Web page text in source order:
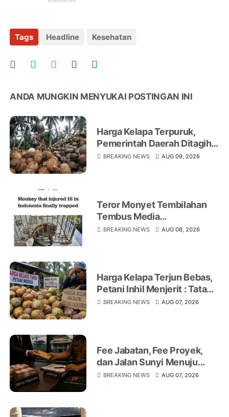
Tags Headline Kesehatan
ANDA MUNGKIN MENYUKAI POSTINGAN INI
Harga Kelapa Terpuruk,
Pemerintah Daerah Ditagih
Realisasikan Program
BREAKING NEWS AUG 09, 2026
Teror Monyet Tembilahan
Tembus Media
Internasional, AFP Soroti 18
BREAKING NEWS AUG 08, 2026
Harga Kelapa Terjun Bebas,
Petani Inhil Menjerit : Tata
Niaga, Monopoli hingga
BREAKING NEWS AUG 07, 2026
Fee Jabatan, Fee Proyek,
dan Jalan Sunyi Menuju
Operasi Tangkap Tangan
BREAKING NEWS AUG 07, 2026